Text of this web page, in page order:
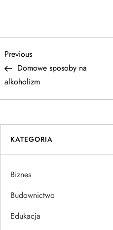
N
a
w
i
g
a
c
Previous
Post
Previous
Domowe sposoby na
alkoholizm
KATEGORIA
Biznes
Budownictwo
Edukacja